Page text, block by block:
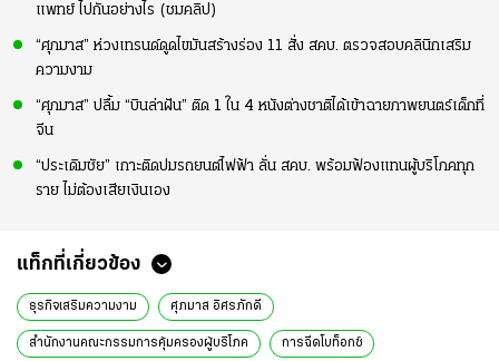
แพทย์ ไปกันอย่างไร (ชมคลิป)
“ศุภมาส” ห่วงเทรนด์ดูดไขมันสร้างร่อง 11 สั่ง สคบ. ตรวจสอบคลินิกเสริม
ความงาม
“ศุภมาส” ปลื้ม “บินล่าฝัน” ติด 1 ใน 4 หนังต่างชาติได้เข้าฉายภาพยนตร์เด็กที่
จีน
“ประเดิมชัย” เกาะติดปมรถยนต์ไฟฟ้า ลั่น สคบ. พร้อมฟ้องแทนผู้บริโภคทุก
ราย ไม่ต้องเสียเงินเอง
แท็กที่เกี่ยวข้อง
ธุรกิจเสริมความงาม ศุภมาส อิศรภักดี
สำนักงานคณะกรรมการคุ้มครองผู้บริโภค การฉีดโบท็อกซ์